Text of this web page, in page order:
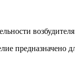
предназначено